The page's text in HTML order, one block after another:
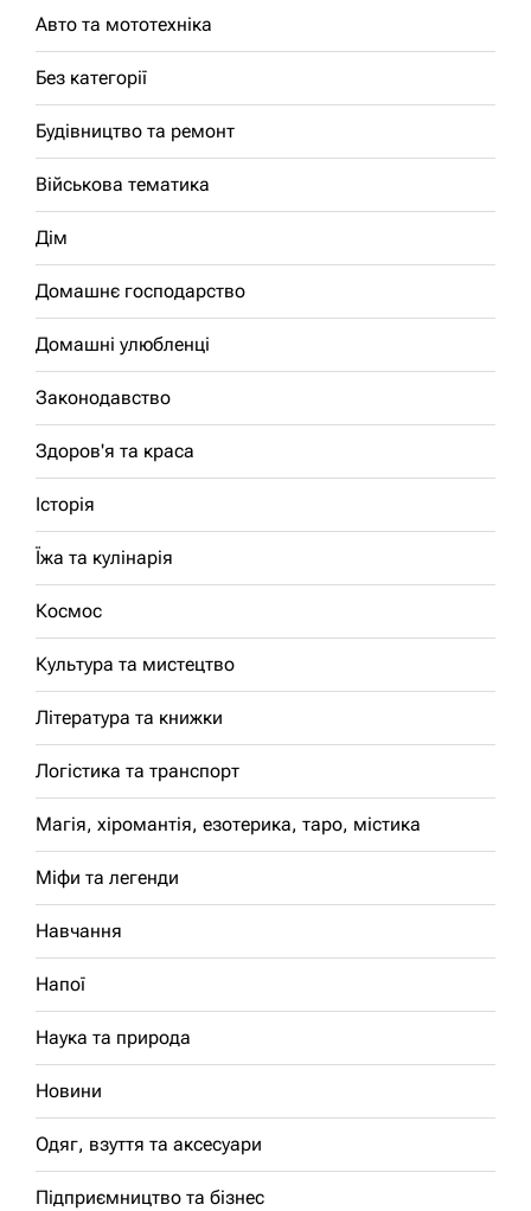
Авто та мототехніка
Без категорії
Будівництво та ремонт
Військова тематика
Дім
Домашнє господарство
Домашні улюбленці
Законодавство
Здоров'я та краса
Історія
Їжа та кулінарія
Космос
Культура та мистецтво
Література та книжки
Логістика та транспорт
Магія, хіромантія, езотерика, таро, містика
Міфи та легенди
Навчання
Напої
Наука та природа
Новини
Одяг, взуття та аксесуари
Підприємництво та бізнес